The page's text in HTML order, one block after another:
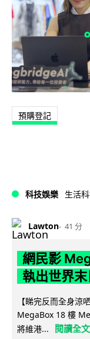
預購登記
科技娛樂 生活
Lawton 41 分
網民影
執出世界
【睇完反而全身涼
MegaBox 18 樓
將維港...
閱讀全文